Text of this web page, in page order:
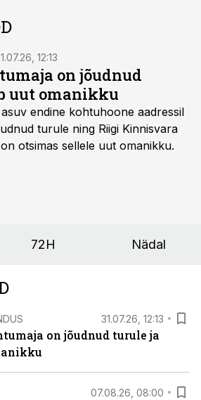
12:13
on jõudnud
uut omanikku
endine kohtuhoone aadressil
turule ning Riigi Kinnisvara
otsimas sellele uut omanikku.
72H Nädal
31.07.26, 12:13
on jõudnud turule ja
07.08.26, 08:00